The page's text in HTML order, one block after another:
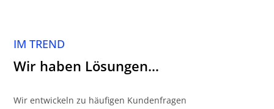
IM TREND
Wir haben Lösungen…
Wir entwickeln zu häufigen Kundenfragen